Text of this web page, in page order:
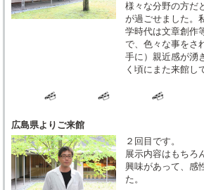
様々な分野の方だ
が過ごせました。
学時代は文章創作
で、色々な事をさ
手に）親近感が湧
く頃にまた来館し
広島県よりご来館
２回目です。
展示内容はもちろ
興味があって、感
た。